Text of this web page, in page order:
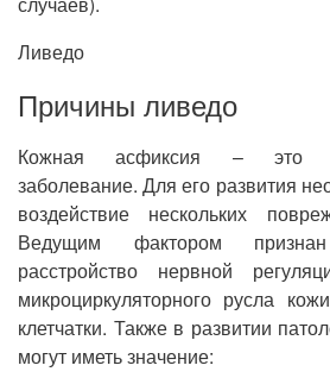
Ливедо
Причины ливедо
Кожная асфиксия – это
заболевание. Для его развития
воздействие нескольких
Ведущим фактором
расстройство нервной
микроциркуляторного русла
клетчатки. Также в развитии
могут иметь значение: